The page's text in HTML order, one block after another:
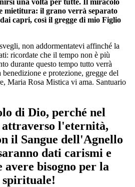
mietitura: il grano verrà separato
capri, così il gregge di mio Figlio
non addormentatevi affinché la
ricordate che il tempo non è più
durante questo tempo tutto verrà
e protezione, gregge del
Maria Rosa Mistica vi ama. Santuario
di Dio, perché nel
attraverso l'eternità,
il Sangue dell'Agnello
dati carismi e
avere bisogno per la
spirituale!